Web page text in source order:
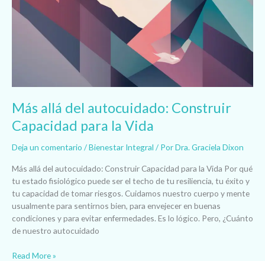
Más allá del autocuidado: Construir
Capacidad para la Vida
Deja un comentario /Bienestar Integral / PorDra. Graciela Dixon
Más allá del autocuidado: Construir Capacidad para la Vida Por qué
tu estado fisiológico puede ser el techo de tu resiliencia, tu éxito y
tu capacidad de tomar riesgos. Cuidamos nuestro cuerpo y mente
usualmente para sentirnos bien, para envejecer en buenas
condiciones y para evitar enfermedades. Es lo lógico. Pero, ¿Cuánto
de nuestro autocuidado
Construir
Capacidad
Read More »